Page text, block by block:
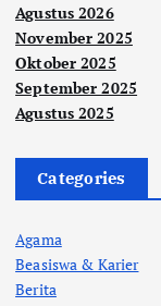
Agustus 2026
November 2025
Oktober 2025
September 2025
Agustus 2025
Categories
Agama
Beasiswa & Karier
Berita